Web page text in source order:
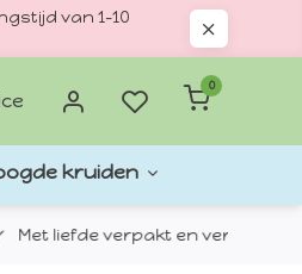
van 1–10
0
kruiden
Met liefde verpakt en verzonden.